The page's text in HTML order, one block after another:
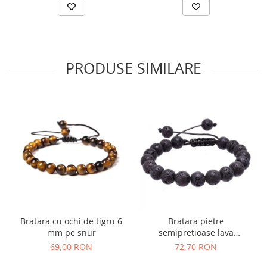
PRODUSE SIMILARE
Bratara cu ochi de tigru 6
mm pe snur
69,00 RON
Bratara pietre
semipretioase lava
vulcanica 8 mm pe snur
72,70 RON